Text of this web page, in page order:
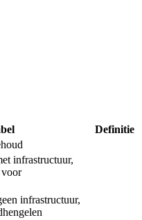
Definitie
infrastructuur,
infrastructuur,